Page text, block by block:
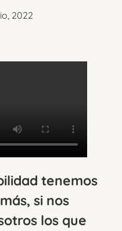
2022
tenemos
si nos
los que